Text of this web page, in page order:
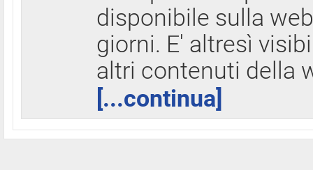
disponibile sulla
giorni. E' altresì
altri contenuti della
[...continua]